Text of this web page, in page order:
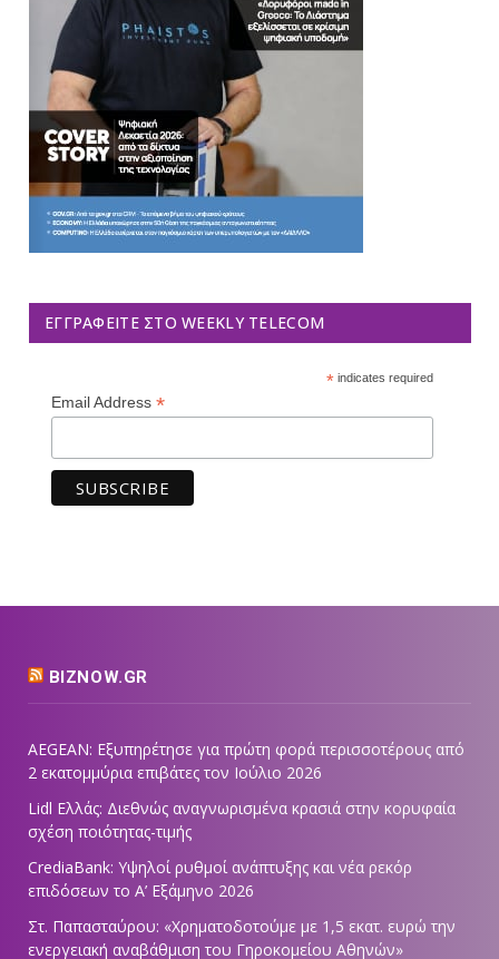
ΕΓΓΡΑΦΕΊΤΕ ΣΤΟ WEEKLY TELECOM
*indicates required
Email Address *
BIZNOW.GR
AEGEAN: Εξυπηρέτησε για πρώτη φορά περισσοτέρους από
2 εκατομμύρια επιβάτες τον Ιούλιο 2026
Lidl Ελλάς: Διεθνώς αναγνωρισμένα κρασιά στην κορυφαία
σχέση ποιότητας-τιμής
CrediaBank: Υψηλοί ρυθμοί ανάπτυξης και νέα ρεκόρ
επιδόσεων το Α’ Εξάμηνο 2026
Στ. Παπασταύρου: «Χρηματοδοτούμε με 1,5 εκατ. ευρώ την
ενεργειακή αναβάθμιση του Γηροκομείου Αθηνών»